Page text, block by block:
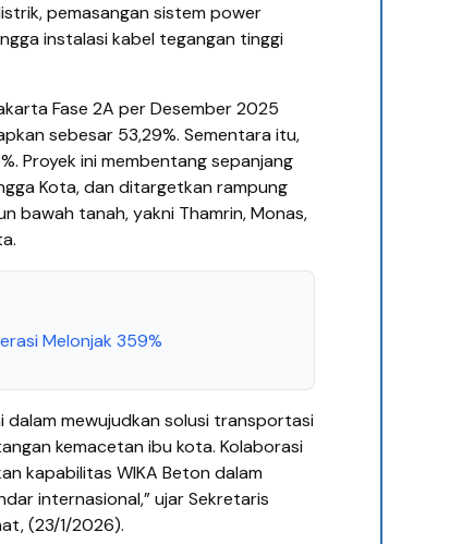
pemasangan sistem power
instalasi kabel tegangan tinggi
Fase 2A per Desember 2025
sebesar 53,29%. Sementara itu,
Proyek ini membentang sepanjang
Kota, dan ditargetkan rampung
bawah tanah, yakni Thamrin, Monas,
Melonjak 359%
dalam mewujudkan solusi transportasi
kemacetan ibu kota. Kolaborasi
kapabilitas WIKA Beton dalam
internasional,” ujar Sekretaris
(23/1/2026).